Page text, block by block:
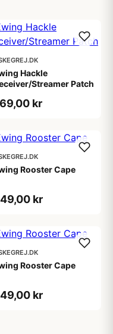
Hackle
Streamer Patch
kr
Rooster Cape
kr
Rooster Cape
kr